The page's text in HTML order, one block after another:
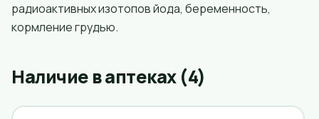
радиоактивных изотопов йода, беременность,
кормление грудью.
Наличие в аптеках (4)